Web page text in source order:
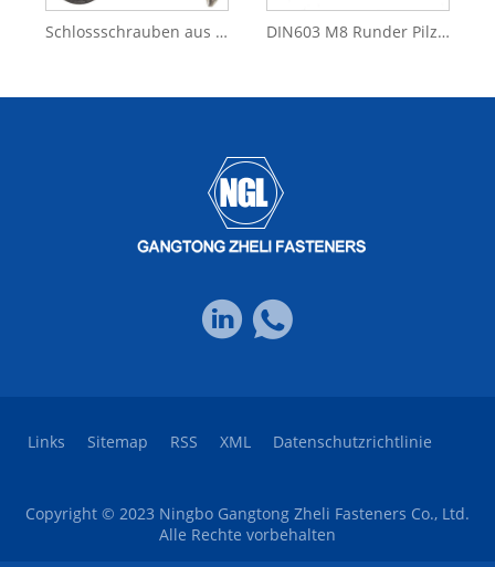
Schlossschrauben aus Edelstahl. Schlossschrauben DIN603 M8 Runder Pilzkopf-Vierkanthals-Edelstahl-Schlittenbolzen-Schlossbolzen
Links Sitemap RSS XML Datenschutzrichtlinie
Copyright © 2023 Ningbo Gangtong Zheli Fasteners Co., Ltd.
Alle Rechte vorbehalten